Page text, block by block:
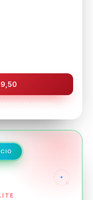
en minutos